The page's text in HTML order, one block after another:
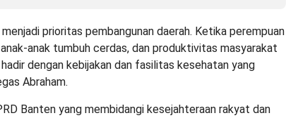
prioritas pembangunan daerah. Ketika perempuan
anak tumbuh cerdas, dan produktivitas masyarakat
dengan kebijakan dan fasilitas kesehatan yang
Abraham.
Banten yang membidangi kesejahteraan rakyat dan